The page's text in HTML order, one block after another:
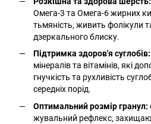
Омега-3 та Омега-6 жирних
тьмяність, живить фолікули
дзеркального блиску.
Підтримка здоров'я суглобів:
мінералів та вітамінів, які
гнучкість та рухливість
середніх порід.
Оптимальний розмір гранул:
жувальний рефлекс,